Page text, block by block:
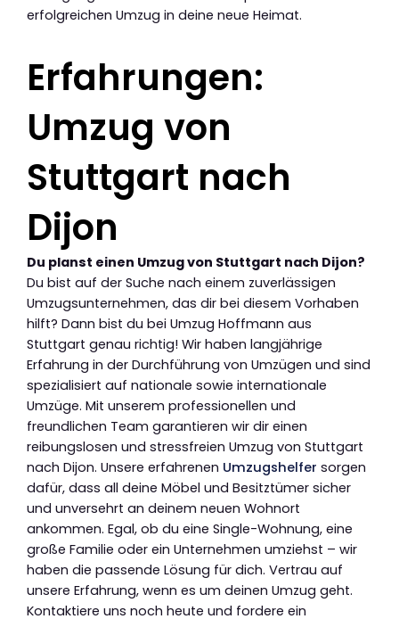
erfolgreichen Umzug in deine neue Heimat.
Erfahrungen:
Umzug von
Stuttgart nach
Dijon
Du planst einen Umzug von Stuttgart nach Dijon?
Du bist auf der Suche nach einem zuverlässigen
Umzugsunternehmen, das dir bei diesem Vorhaben
hilft? Dann bist du bei Umzug Hoffmann aus
Stuttgart genau richtig! Wir haben langjährige
Erfahrung in der Durchführung von Umzügen und sind
spezialisiert auf nationale sowie internationale
Umzüge. Mit unserem professionellen und
freundlichen Team garantieren wir dir einen
reibungslosen und stressfreien Umzug von Stuttgart
nach Dijon. Unsere erfahrenen Umzugshelfer sorgen
dafür, dass all deine Möbel und Besitztümer sicher
und unversehrt an deinem neuen Wohnort
ankommen. Egal, ob du eine Single-Wohnung, eine
große Familie oder ein Unternehmen umziehst – wir
haben die passende Lösung für dich. Vertrau auf
unsere Erfahrung, wenn es um deinen Umzug geht.
Kontaktiere uns noch heute und fordere ein